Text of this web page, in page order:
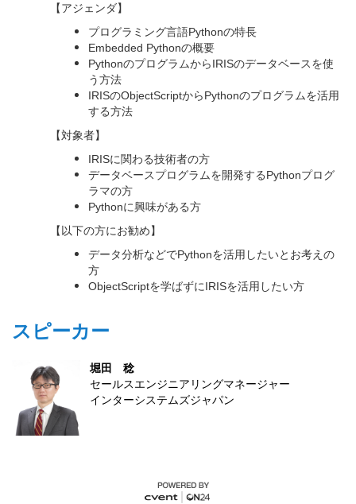
【アジェンダ】
プログラミング言語Pythonの特長
Embedded Pythonの概要
PythonのプログラムからIRISのデータベースを使
う方法
IRISのObjectScriptからPythonのプログラムを活用
する方法
【対象者】
IRISに関わる技術者の方
データベースプログラムを開発するPythonプログ
ラマの方
Pythonに興味がある方
【以下の方にお勧め】
データ分析などでPythonを活用したいとお考えの
方
ObjectScriptを学ばずにIRISを活用したい方
スピーカー
堀田 稔
セールスエンジニアリングマネージャー
インターシステムズジャパン